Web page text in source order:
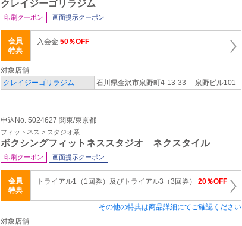
クレイジーゴリラジム
印刷クーポン 画面提示クーポン
会員
特典
入会金 50％OFF
対象店舗
クレイジーゴリラジム
石川県金沢市泉野町4-13-33 泉野ビル101
申込No. 5024627 関東/東京都
フィットネス > スタジオ系
ボクシングフィットネススタジオ ネクスタイル
印刷クーポン 画面提示クーポン
会員
特典
トライアル1（1回券）及びトライアル3（3回券） 20％OFF
その他の特典は商品詳細にてご確認ください
対象店舗